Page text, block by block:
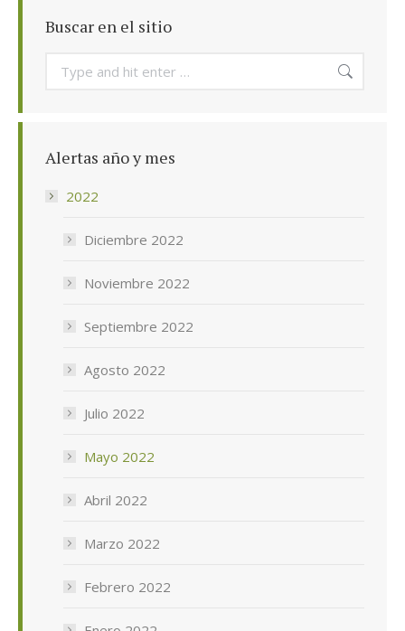
Buscar en el sitio
Search:
Alertas año y mes
2022
Diciembre 2022
Noviembre 2022
Septiembre 2022
Agosto 2022
Julio 2022
Mayo 2022
Abril 2022
Marzo 2022
Febrero 2022